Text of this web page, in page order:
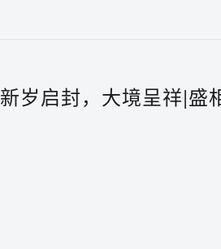
新岁启封，大境呈祥|盛